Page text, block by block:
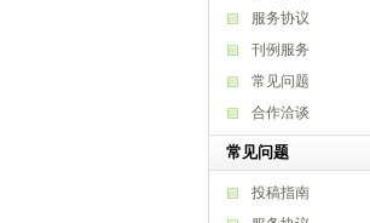
服务协议
刊例服务
常见问题
合作洽谈
常见问题
投稿指南